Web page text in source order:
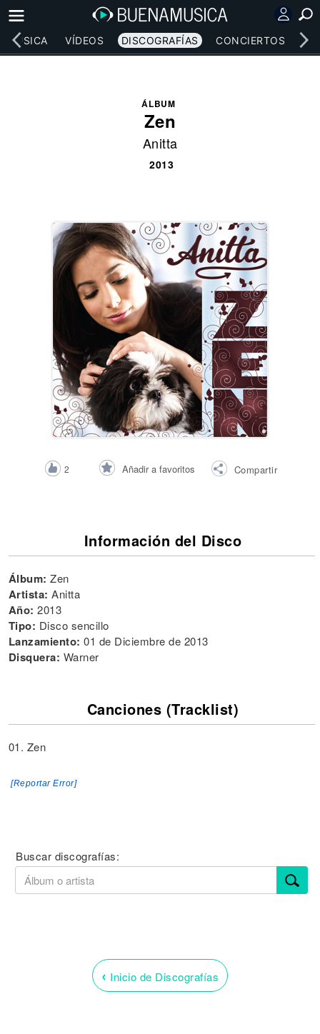
MÚSICA VÍDEOS DISCOGRAFÍAS CONCIERTOS
ÁLBUM
Zen
Anitta
2013
2 Añadir a favoritos Compartir
Información del Disco
Álbum: Zen
Artista: Anitta
Año: 2013
Tipo: Disco sencillo
Lanzamiento: 01 de Diciembre de 2013
Disquera: Warner
Canciones (Tracklist)
01. Zen
[Reportar Error]
Buscar discografías:
‹ Inicio de Discografías